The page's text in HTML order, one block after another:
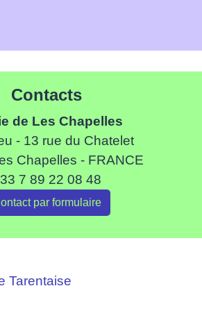
Contacts
de Les Chapelles
- 13 rue du Chatelet
Chapelles - FRANCE
7 89 22 08 48
par formulaire
Tarentaise